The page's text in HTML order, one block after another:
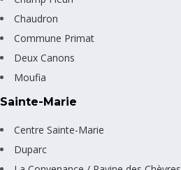
Chaudron
Commune Primat
Deux Canons
Moufia
Sainte-Marie
Centre Sainte-Marie
Duparc